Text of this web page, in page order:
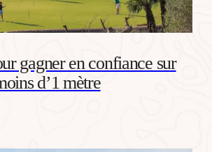
gagner en confiance sur
d’1 mètre